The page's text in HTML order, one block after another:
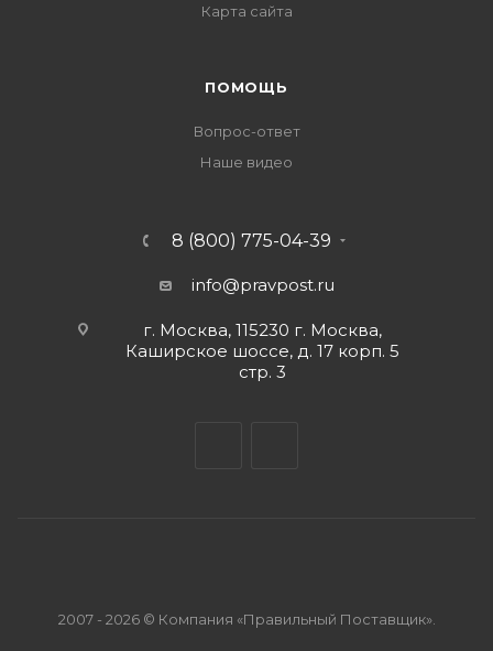
Карта сайта
ПОМОЩЬ
Вопрос-ответ
Наше видео
8 (800) 775-04-39
info@pravpost.ru
г. Москва, 115230 г. Москва,
Каширское шоссе, д. 17 корп. 5
стр. 3
2007 - 2026 © Компания «Правильный Поставщик».